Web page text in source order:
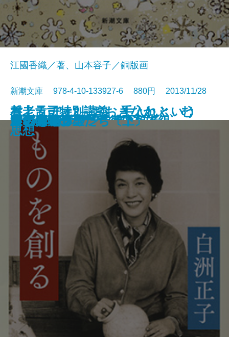
村上ラヂオ2―おおきなかぶ、む
ずかしいアボカド―
大江健三郎 作家自身を語る
ゴランノスポン
寒灯・腐泥の果実
雪の練習生
闇の黒猫―北町奉行所朽木組―
想い出あずかります
通夜の情事
やなりいなり
雪だるまの雪子ちゃん
江國香織／著、山本容子／銅版画
新潮文庫 978-4-10-133927-6 880円 2013/11/28
ものを創る
飲めば都
灰色の虹
いとみち
ヤノマミ
三十光年の星たち〔上〕
三十光年の星たち〔下〕
養老孟司特別講義 手入れという
思想
食い意地クン
カウントダウン